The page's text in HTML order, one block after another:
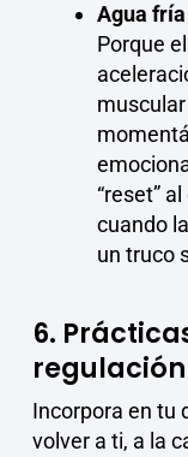
Agua fría
Porque
“reset”
cuando
un truco
6.
Incorpora en tu
volver a ti, a la